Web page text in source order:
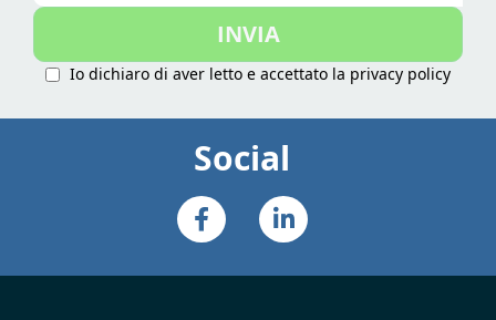
nostra
INVIA
Io dichiaro di aver letto e accettato la privacy policy
Social